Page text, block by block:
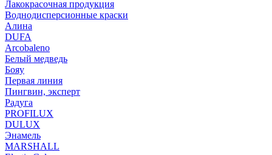
Лакокрасочная продукция
Воднодисперсионные краски
Алина
DUFA
Arcobaleno
Белый медведь
Бояу
Первая линия
Пингвин, эксперт
Радуга
PROFILUX
DULUX
Энамель
MARSHALL